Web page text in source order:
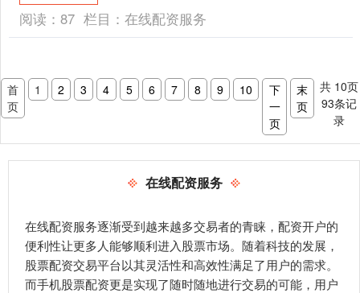
阅读： 87 栏目： 在线配资服务
首
页
1 2 3 4 5 6 7 8 9 10
下
一
页
末
页
共 10页
93条记
录
在线配资服务
在线配资服务逐渐受到越来越多交易者的青睐，配资开户的
便利性让更多人能够顺利进入股票市场。随着科技的发展，
股票配资交易平台以其灵活性和高效性满足了用户的需求。
而手机股票配资更是实现了随时随地进行交易的可能，用户